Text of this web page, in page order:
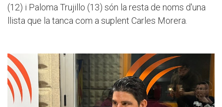
(12) i Paloma Trujillo (13) són la resta de noms d'una
llista que la tanca com a suplent Carles Morera.